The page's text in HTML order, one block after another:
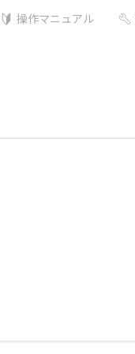
操作マニュアル